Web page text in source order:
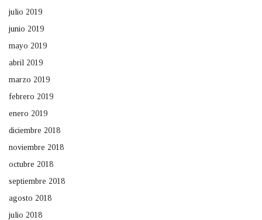
julio 2019
junio 2019
mayo 2019
abril 2019
marzo 2019
febrero 2019
enero 2019
diciembre 2018
noviembre 2018
octubre 2018
septiembre 2018
agosto 2018
julio 2018